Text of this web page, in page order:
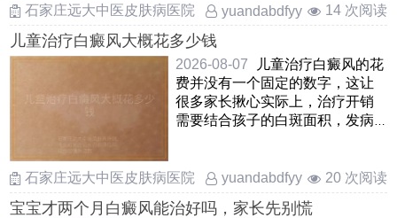
石家庄远大中医皮肤病医院 yuandabdfyy 14 次阅读
儿童治疗白癜风大概花多少钱
2026-08-07
儿童治疗白癜风的花
费并没有一个固定的数字，这让
很多家长揪心实际上，治疗开销
需要结合孩子的白斑面积，发病
石家庄远大中医皮肤病医院
yuandabdfyy 20 次阅读
宝宝才两个月白癜风能治好吗，家长先别慌